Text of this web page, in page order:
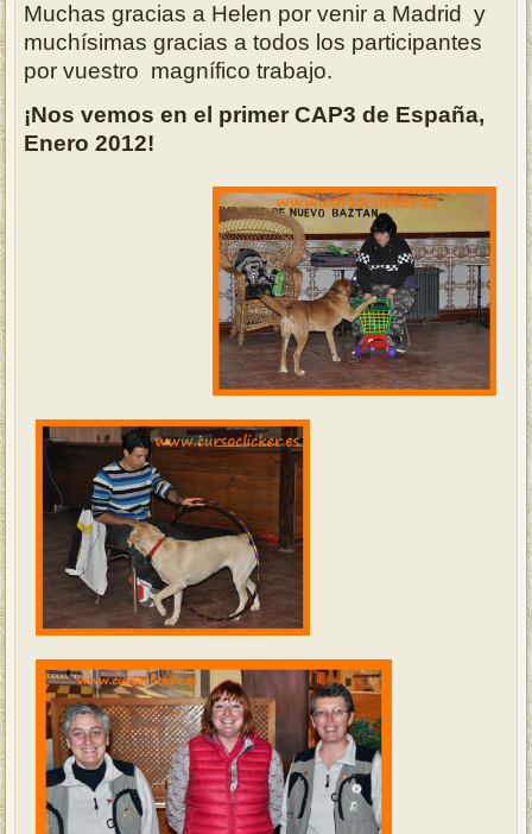
Muchas gracias a Helen por venir a Madrid y
muchísimas gracias a todos los participantes
por vuestro magnífico trabajo.
¡Nos vemos en el primer CAP3 de España,
Enero 2012!